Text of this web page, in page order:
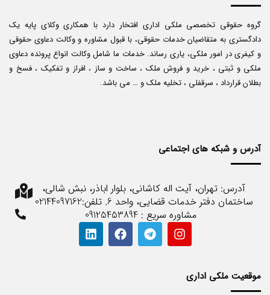
گروه حقوقی تخصصی ملکی اداری افتخار دارد با همکاری وکلای پایه یک
دادگستری به متقاضیان خدمات حقوقی، با قبول مشاوره و وکالت دعاوی حقوقی
و کیفری در امور ملکی، یاری رساند. خدمات ما شامل وکالت انواع پرونده دعاوی
ملکی و ثبتی ، خرید و فروش ملک ، ساخت و ساز ، افراز و تفکیک ، فسخ و
بطلان قرارداد ، سرقفلی ، تخلیه ملک و … می باشد.
آدرس و شبکه های اجتماعی
آدرس: تهران، آیت اله کاشانی، بلوار اباذر، نبش شالی،
ساختمان دفتر خدمات قضایی، واحد 6. تلفن:02144097162
مشاوره سریع : 09125453894
موقعیت ملکی اداری